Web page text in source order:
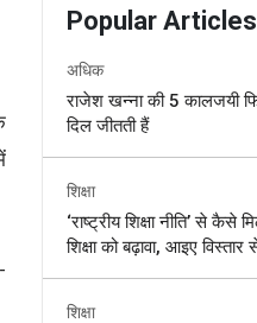
Popular Articles
अधिक
राजेश खन्ना की 5 कालजयी
दिल जीतती हैं
शिक्षा
‘राष्ट्रीय शिक्षा नीति’ से कैसे
शिक्षा को बढ़ावा, आइए
शिक्षा